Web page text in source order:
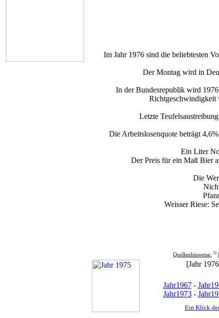
Im Jahr 1976 sind die beliebtesten
Der Montag wird in
In der Bundesrepublik wird
Richtgeschwindigkeit
Letzte
Die Arbeitslosenquote beträgt
Ein Liter
Der Preis für ein Maß Bier
Die
Weisser Riese:
Quellenhinweise: 1)
[Jahr
Jahr1967-
Jahr1973-
Ein Klick